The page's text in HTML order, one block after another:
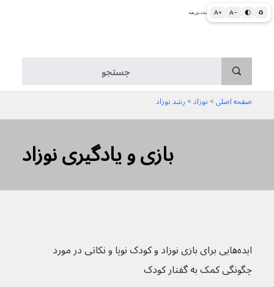
A+ A− 🌓 ♻ اطلاعات پزشکی و بهداشتی به زبان ساده برای همه
صفحه اصلی > نوزاد > رشد نوزاد
بازی و یادگیری نوزاد
ایده‌هایی برای بازی نوزاد و کودک نوپا و نکاتی در مورد
چگونگی کمک به گفتار کودک